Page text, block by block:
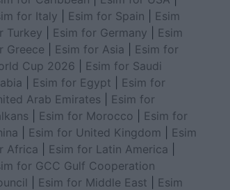
for Italy
Esim for Spain
Esim
Turkey
Esim for Germany
Esim
Greece
Esim for Asia
Esim for
Cup 2026
Esim for Saudi
Esim for Egypt
Esim for
Arab Emirates
Esim for
Esim for Morocco
Esim for
Esim for United Kingdom
Esim
Africa
Esim for Latin America
for GCC Gulf Cooperation
Esim for Middle East
Esim